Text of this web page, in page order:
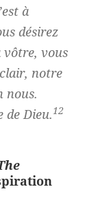
à
désirez
vôtre, vous
notre
nous.
Dieu.12